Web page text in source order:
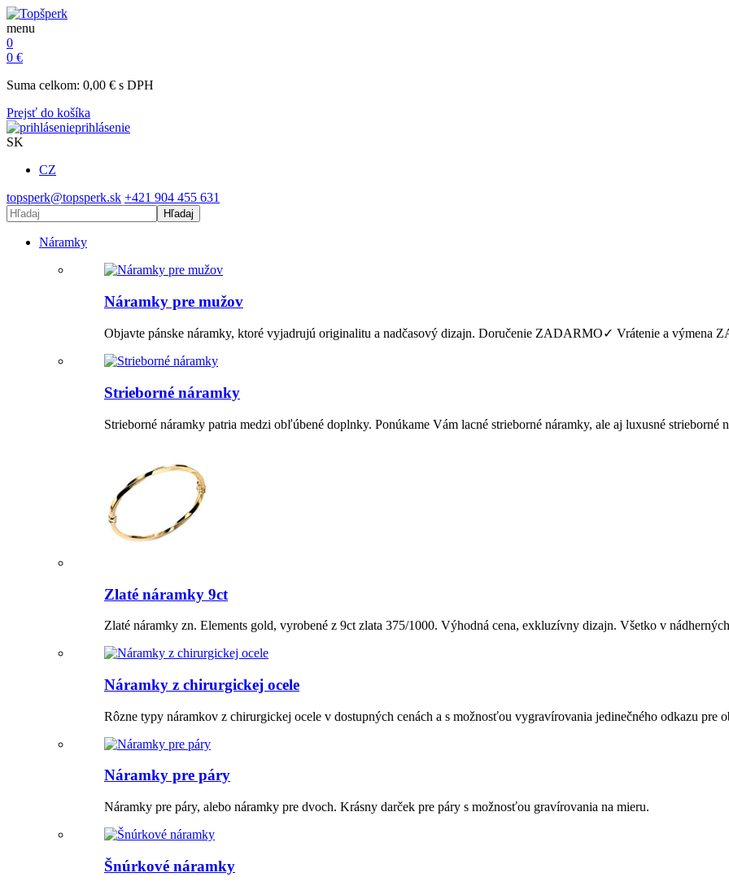
menu
0
0 €
Suma celkom: 0,00 € s DPH
Prejsť do košíka
prihlásenie
SK
CZ
topsperk@topsperk.sk +421 904 455 631
Hľadaj
Náramky
Náramky pre mužov
Objavte pánske náramky, ktoré vyjadrujú originalitu a nadčasový dizajn. Doručenie ZADARMO✓ Vrátenie a
Strieborné náramky
Strieborné náramky patria medzi obľúbené doplnky. Ponúkame Vám lacné strieborné náramky, ale aj luxusné strieborné
Zlaté náramky 9ct
Zlaté náramky zn. Elements gold, vyrobené z 9ct zlata 375/1000. Výhodná cena, exkluzívny dizajn. Všetko v
Náramky z chirurgickej ocele
Rôzne typy náramkov z chirurgickej ocele v dostupných cenách a s možnosťou vygravírovania jedinečného odkazu pre
Náramky pre páry
Náramky pre páry, alebo náramky pre dvoch. Krásny darček pre páry s možnosťou gravírovania na mieru.
Šnúrkové náramky